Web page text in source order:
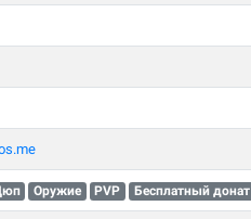
Оружие PVP Бесплатный донат